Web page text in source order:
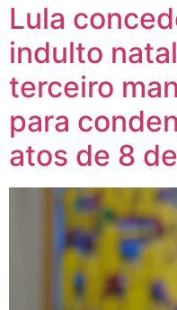
Lula
indulto
terceiro
para
atos de 8